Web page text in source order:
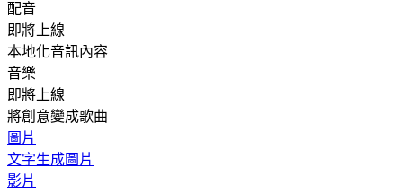
配音
即將上線
本地化音訊內容
音樂
即將上線
將創意變成歌曲
圖片
文字生成圖片
影片